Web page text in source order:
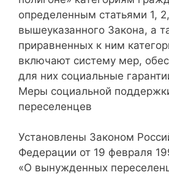
определенным статьями 1,
вышеуказанного Закона, а
приравненных к ним
включают систему мер,
для них социальные
Меры социальной
переселенцев
Установлены Законом
Федерации от 19 февраля
«О вынужденных